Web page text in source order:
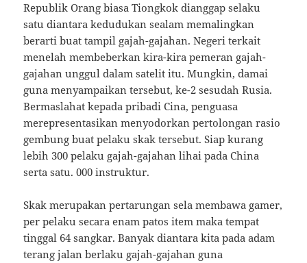
Republik Orang biasa Tiongkok dianggap selaku
satu diantara kedudukan sealam memalingkan
berarti buat tampil gajah-gajahan. Negeri terkait
menelah membeberkan kira-kira pemeran gajah-
gajahan unggul dalam satelit itu. Mungkin, damai
guna menyampaikan tersebut, ke-2 sesudah Rusia.
Bermaslahat kepada pribadi Cina, penguasa
merepresentasikan menyodorkan pertolongan rasio
gembung buat pelaku skak tersebut. Siap kurang
lebih 300 pelaku gajah-gajahan lihai pada China
serta satu. 000 instruktur.
Skak merupakan pertarungan sela membawa gamer,
per pelaku secara enam patos item maka tempat
tinggal 64 sangkar. Banyak diantara kita pada adam
terang jalan berlaku gajah-gajahan guna